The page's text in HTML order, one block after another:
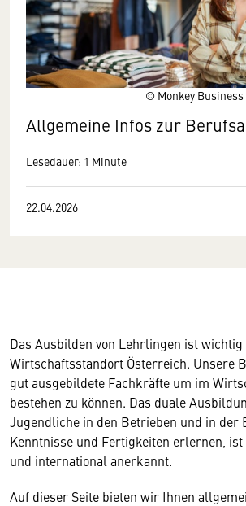
© Monkey
Allgemeine Infos zur
Lesedauer: 1 Minute
22.04.2026
Das Ausbilden von Lehrlingen ist
Wirtschaftsstandort Österreich. Unsere
gut ausgebildete Fachkräfte um im
bestehen zu können. Das duale
Jugendliche in den Betrieben und in der
Kenntnisse und Fertigkeiten erlernen,
und international anerkannt.
Auf dieser Seite bieten wir Ihnen